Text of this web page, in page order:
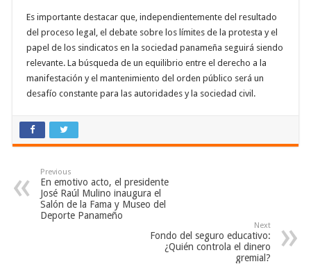
Es importante destacar que, independientemente del resultado
del proceso legal, el debate sobre los límites de la protesta y el
papel de los sindicatos en la sociedad panameña seguirá siendo
relevante. La búsqueda de un equilibrio entre el derecho a la
manifestación y el mantenimiento del orden público será un
desafío constante para las autoridades y la sociedad civil.
Previous
En emotivo acto, el presidente
José Raúl Mulino inaugura el
Salón de la Fama y Museo del
Deporte Panameño
Next
Fondo del seguro educativo:
¿Quién controla el dinero
gremial?